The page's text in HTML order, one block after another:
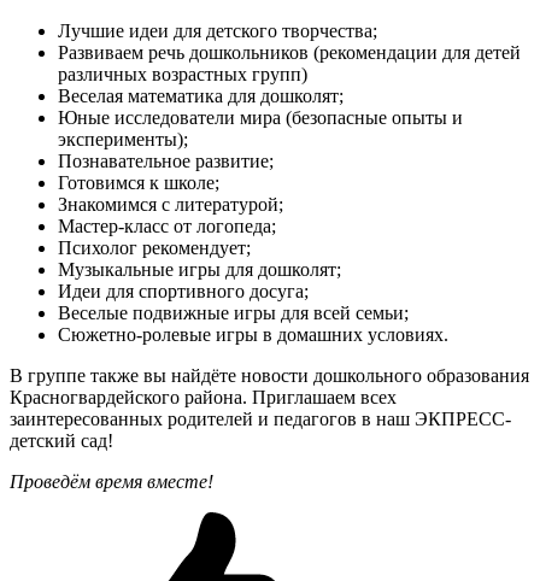
Лучшие идеи для детского творчества;
Развиваем речь дошкольников (рекомендации для детей
различных возрастных групп)
Веселая математика для дошколят;
Юные исследователи мира (безопасные опыты и
эксперименты);
Познавательное развитие;
Готовимся к школе;
Знакомимся с литературой;
Мастер-класс от логопеда;
Психолог рекомендует;
Музыкальные игры для дошколят;
Идеи для спортивного досуга;
Веселые подвижные игры для всей семьи;
Сюжетно-ролевые игры в домашних условиях.
В группе также вы найдёте новости дошкольного образования
Красногвардейского района. Приглашаем всех
заинтересованных родителей и педагогов в наш ЭКПРЕСС-
детский сад!
Проведём время вместе!